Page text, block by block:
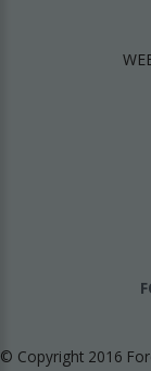
© Copyright 2016